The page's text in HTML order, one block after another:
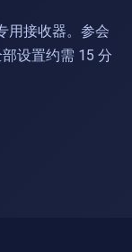
用接收器。参会
设置约需 15 分